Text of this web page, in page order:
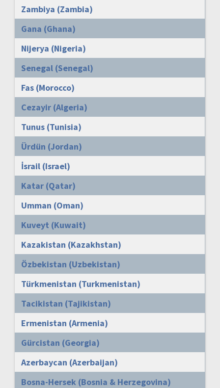
Zambiya (Zambia)
Gana (Ghana)
Nijerya (Nigeria)
Senegal (Senegal)
Fas (Morocco)
Cezayir (Algeria)
Tunus (Tunisia)
Ürdün (Jordan)
İsrail (Israel)
Katar (Qatar)
Umman (Oman)
Kuveyt (Kuwait)
Kazakistan (Kazakhstan)
Özbekistan (Uzbekistan)
Türkmenistan (Turkmenistan)
Tacikistan (Tajikistan)
Ermenistan (Armenia)
Gürcistan (Georgia)
Azerbaycan (Azerbaijan)
Bosna-Hersek (Bosnia & Herzegovina)